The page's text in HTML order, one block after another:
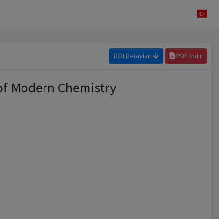
DOI Detayları PDF İndir
Modern Chemistry